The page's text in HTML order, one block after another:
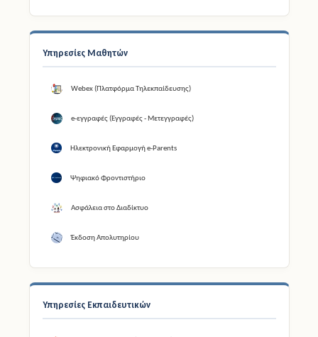
Υπηρεσίες Μαθητών
Webex (Πλατφόρμα Τηλεκπαίδευσης)
e-εγγραφές (Εγγραφές - Μετεγγραφές)
Ηλεκτρονική Εφαρμογή e-Parents
Ψηφιακό Φροντιστήριο
Ασφάλεια στο Διαδίκτυο
Έκδοση Απολυτηρίου
Υπηρεσίες Εκπαιδευτικών